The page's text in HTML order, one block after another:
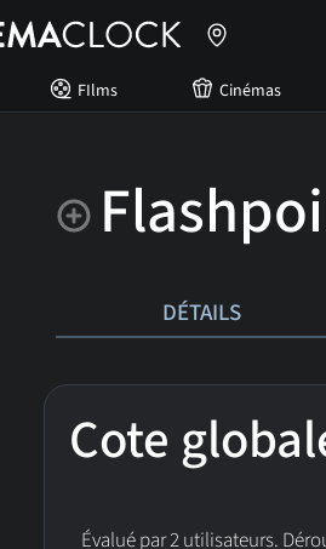
FIlms Cinémas
DÉTAILS
Cote
Évalué par 2 utilisateurs.